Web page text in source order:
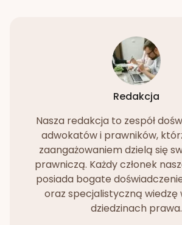
Redakcja
Nasza redakcja to zespół
adwokatów i prawników,
zaangażowaniem dzielą się
prawniczą. Każdy członek
posiada bogate
oraz specjalistyczną wiedzę
dziedzinach prawa.